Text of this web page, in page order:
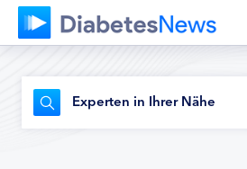
Experten in Ihrer Nähe